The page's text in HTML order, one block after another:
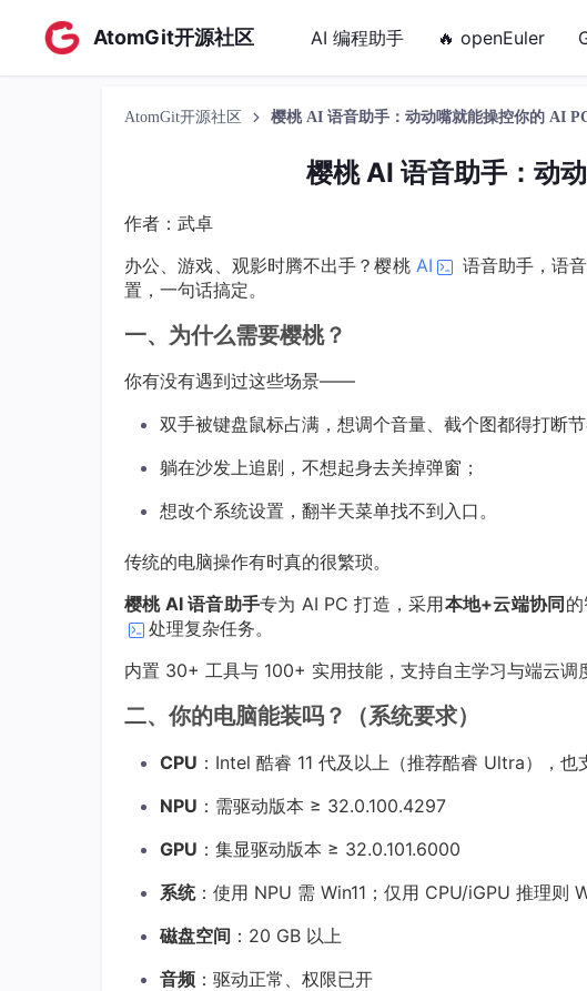
AtomGit开源社区 AI 编程助手 🔥 openEuler
AtomGit开源社区 樱桃 AI 语音助手：动动嘴就能操控你的 AI
樱桃 AI 语音助手：动
作者：武卓
办公、游戏、观影时腾不出手？樱桃 AI
语音助手，语
置，一句话搞定。
一、为什么需要樱桃？
你有没有遇到过这些场景——
双手被键盘鼠标占满，想调个音量、截个图都得打断节
躺在沙发上追剧，不想起身去关掉弹窗；
想改个系统设置，翻半天菜单找不到入口。
传统的电脑操作有时真的很繁琐。
樱桃 AI 语音助手专为 AI PC 打造，采用本地+云端协同
处理复杂任务。
内置 30+ 工具与 100+ 实用技能，支持自主学习与端云调
二、你的电脑能装吗？（系统要求）
CPU ：Intel 酷睿 11 代及以上（推荐酷睿 Ultra），
NPU ：需驱动版本 ≥ 32.0.100.4297
GPU ：集显驱动版本 ≥ 32.0.101.6000
系统：使用 NPU 需 Win11；仅用 CPU/iGPU 推理则
磁盘空间 ：20 GB 以上
音频 ：驱动正常、权限已开